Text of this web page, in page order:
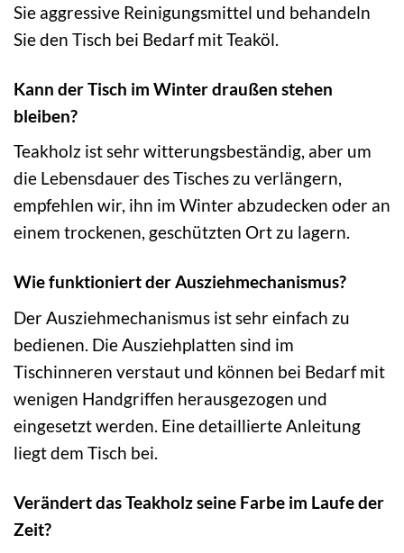
Sie aggressive Reinigungsmittel und behandeln
Sie den Tisch bei Bedarf mit Teaköl.
Kann der Tisch im Winter draußen stehen
bleiben?
Teakholz ist sehr witterungsbeständig, aber um
die Lebensdauer des Tisches zu verlängern,
empfehlen wir, ihn im Winter abzudecken oder an
einem trockenen, geschützten Ort zu lagern.
Wie funktioniert der Ausziehmechanismus?
Der Ausziehmechanismus ist sehr einfach zu
bedienen. Die Ausziehplatten sind im
Tischinneren verstaut und können bei Bedarf mit
wenigen Handgriffen herausgezogen und
eingesetzt werden. Eine detaillierte Anleitung
liegt dem Tisch bei.
Verändert das Teakholz seine Farbe im Laufe der
Zeit?